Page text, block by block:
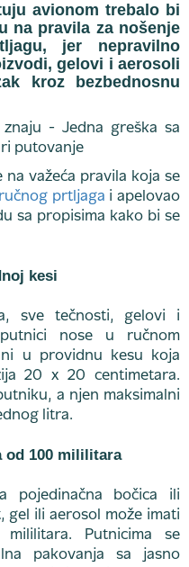
avionom trebalo bi
na pravila za nošenje
jer nepravilno
gelovi i aerosoli
kroz bezbednosnu
važeća pravila koja se
ručnog prtljaga i apelovao
sa propisima kako bi se
kesi
sve tečnosti, gelovi i
nose u ručnom
u providnu kesu koja
20 x 20 centimetara.
a njen maksimalni
litra.
od 100 mililitara
pojedinačna bočica ili
gel ili aerosol može imati
Putnicima se
pakovanja sa jasno